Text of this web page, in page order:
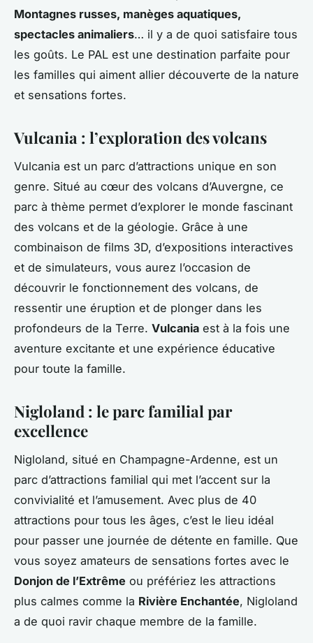
Montagnes russes, manèges aquatiques,
spectacles animaliers… il y a de quoi satisfaire tous
les goûts. Le PAL est une destination parfaite pour
les familles qui aiment allier découverte de la nature
et sensations fortes.
Vulcania : l’exploration des volcans
Vulcania est un parc d’attractions unique en son
genre. Situé au cœur des volcans d’Auvergne, ce
parc à thème permet d’explorer le monde fascinant
des volcans et de la géologie. Grâce à une
combinaison de films 3D, d’expositions interactives
et de simulateurs, vous aurez l’occasion de
découvrir le fonctionnement des volcans, de
ressentir une éruption et de plonger dans les
profondeurs de la Terre. Vulcania est à la fois une
aventure excitante et une expérience éducative
pour toute la famille.
Nigloland : le parc familial par
excellence
Nigloland, situé en Champagne-Ardenne, est un
parc d’attractions familial qui met l’accent sur la
convivialité et l’amusement. Avec plus de 40
attractions pour tous les âges, c’est le lieu idéal
pour passer une journée de détente en famille. Que
vous soyez amateurs de sensations fortes avec le
Donjon de l’Extrême ou préfériez les attractions
plus calmes comme la Rivière Enchantée, Nigloland
a de quoi ravir chaque membre de la famille.